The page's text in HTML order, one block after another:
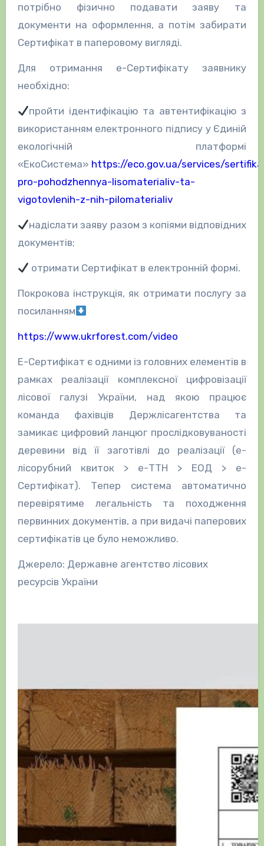
потрібно фізично подавати заяву та
документи на оформлення, а потім забирати
Сертифікат в паперовому вигляді.
Для отримання е-Сертифікату заявнику
необхідно:
пройти ідентифікацію та автентифікацію з
використанням електронного підпису у Єдиній
екологічній платформі
«ЕкоСистема» https://eco.gov.ua/services/
pro-pohodzhennya-lisomaterialiv-ta-
vigotovlenih-z-nih-pilomaterialiv
надіслати заяву разом з копіями відповідних
документів;
отримати Сертифікат в електронній формі.
Покрокова інструкція, як отримати послугу за
посиланням
https://www.ukrforest.com/video
Е-Сертифікат є одними із головних елементів в
рамках реалізації комплексної цифровізації
лісової галузі України, над якою працює
команда фахівців Держлісагентства та
замикає цифровий ланцюг прослідковуваності
деревини від її заготівлі до реалізації (е-
лісорубний квиток > е-ТТН > ЕОД > е-
Сертифікат). Тепер система автоматично
перевірятиме легальність та походження
первинних документів, а при видачі паперових
сертифікатів це було неможливо.
Джерело: Державне агентство лісових
ресурсів України